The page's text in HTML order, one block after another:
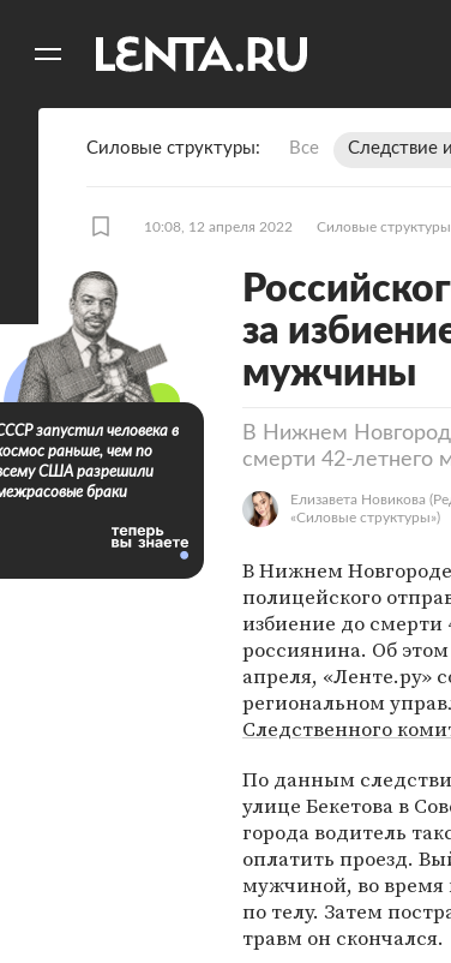
Силовые структуры Все Следствие
10:08, 12 апреля 2022 Силовые структуры
за
мужчины
В Нижнем
смерти 42-летнего
Елизавета Новикова
«Силовые структуры»)
В Нижнем
полицейского
избиение до смерти
россиянина. Об
апреля, «Ленте.ру»
региональном
Следственного
По данным
улице Бекетова в
города водитель
оплатить проезд.
мужчиной, во время
по телу. Затем
травм он скончался.
запустил человека в
раньше, чем по
США разрешили
браки